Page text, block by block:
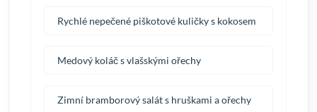
Rychlé nepečené piškotové kuličky s kokosem
Medový koláč s vlašskými ořechy
Zimní bramborový salát s hruškami a ořechy